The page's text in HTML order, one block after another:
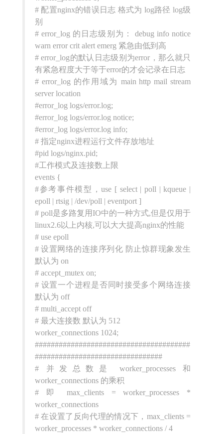
# 配置nginx的错误日志 格式为 log路径 log级
别
# error_log 的日志级别为： debug info notice
warn error crit alert emerg 紧急由低到高
# error_log的默认日志级别为error，那么就只
有紧急程度大于等于error的才会记录在日志
# error_log 的作用域为 main http mail stream
server location
#error_log logs/error.log;
#error_log logs/error.log notice;
#error_log logs/error.log info;
# 指定nginx进程运行文件存放地址
#pid logs/nginx.pid;
#工作模式及连接数上限
events {
#参考事件模型，use [ select | poll | kqueue |
epoll | rtsig | /dev/poll | eventport ]
# poll是多路复用IO中的一种方式,但是仅用于
linux2.6以上内核,可以大大提高nginx的性能
# use epoll
# 设置网络的连接序列化 防止惊群现象发生
默认为 on
# accept_mutex on;
# 设置一个进程是否同时接受多个网络连接
默认为 off
# multi_accept off
# 最大连接数 默认为 512
worker_connections 1024;
#######################################
################################
# 并发总数是 worker_processes 和
worker_connections 的乘积
# 即 max_clients = worker_processes *
worker_connections
# 在设置了反向代理的情况下，max_clients =
worker_processes * worker_connections / 4